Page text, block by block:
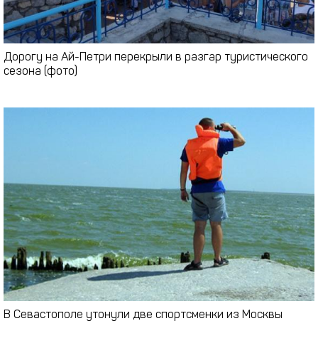
Дорогу на Ай-Петри перекрыли в разгар туристического
сезона (фото)
В Севастополе утонули две спортсменки из Москвы